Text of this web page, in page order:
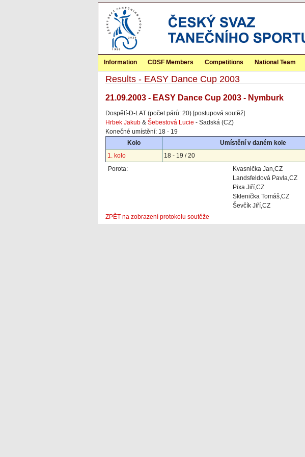
Information CDSF Members Competitions National Team
Results - EASY Dance Cup 2003
21.09.2003 - EASY Dance Cup 2003 - Nymburk
Dospělí-D-LAT (počet párů: 20) [postupová soutěž]
Hrbek Jakub & Šebestová Lucie - Sadská (CZ)
Konečné umístění: 18 - 19
Kolo
Umístění v daném kole
1. kolo
18 - 19 / 20
Porota:
Kvasnička Jan,CZ
Landsfeldová Pavla,CZ
Pixa Jiří,CZ
Sklenička Tomáš,CZ
Ševčík Jiří,CZ
ZPĚT na zobrazení protokolu soutěže